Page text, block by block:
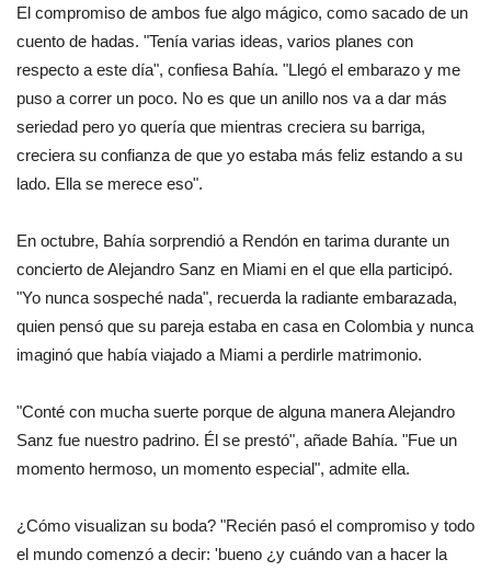
El compromiso de ambos fue algo mágico, como sacado de un
cuento de hadas. "Tenía varias ideas, varios planes con
respecto a este día", confiesa Bahía. "Llegó el embarazo y me
puso a correr un poco. No es que un anillo nos va a dar más
seriedad pero yo quería que mientras creciera su barriga,
creciera su confianza de que yo estaba más feliz estando a su
lado. Ella se merece eso".
En octubre, Bahía sorprendió a Rendón en tarima durante un
concierto de Alejandro Sanz en Miami en el que ella participó.
"Yo nunca sospeché nada", recuerda la radiante embarazada,
quien pensó que su pareja estaba en casa en Colombia y nunca
imaginó que había viajado a Miami a perdirle matrimonio.
"Conté con mucha suerte porque de alguna manera Alejandro
Sanz fue nuestro padrino. Él se prestó", añade Bahía. "Fue un
momento hermoso, un momento especial", admite ella.
¿Cómo visualizan su boda? "Recién pasó el compromiso y todo
el mundo comenzó a decir: 'bueno ¿y cuándo van a hacer la